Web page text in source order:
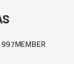
MEMBER